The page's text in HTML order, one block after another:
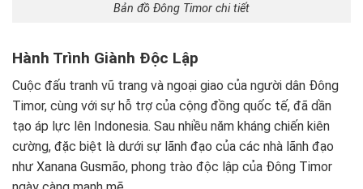
Bản đồ Đông Timor chi tiết
Hành Trình Giành Độc Lập
Cuộc đấu tranh vũ trang và ngoại giao của người dân Đông
Timor, cùng với sự hỗ trợ của cộng đồng quốc tế, đã dần
tạo áp lực lên Indonesia. Sau nhiều năm kháng chiến kiên
cường, đặc biệt là dưới sự lãnh đạo của các nhà lãnh đạo
như Xanana Gusmão, phong trào độc lập của Đông Timor